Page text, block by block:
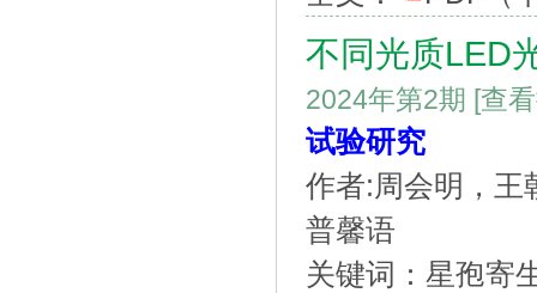
不同光质LED
2024年第2期 [查
试验研究
作者:周会明，王
普馨语
关键词：星孢寄